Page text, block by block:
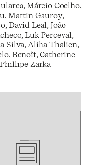
Márcio Coelho,
Martin Gauroy,
David Leal, João
Luk Perceval,
Silva, Aliha Thalien,
Benoît, Catherine
Zarka